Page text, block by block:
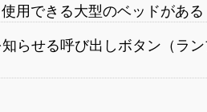
用できる大型のベッドがある
らせる呼び出しボタン（ラ